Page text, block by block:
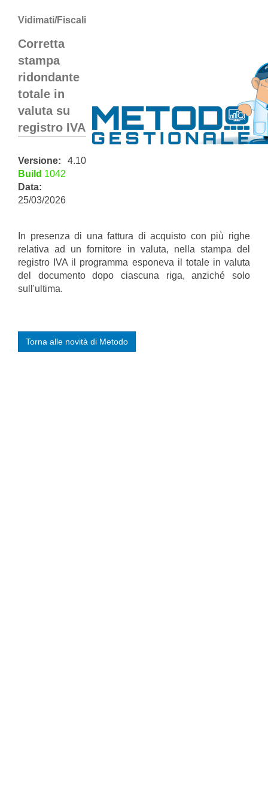
Vidimati/Fiscali
Corretta
stampa
ridondante
totale in
valuta su
registro IVA
Versione: 4.10
Build 1042
Data:
25/03/2026
In presenza di una fattura di acquisto con più righe
relativa ad un fornitore in valuta, nella stampa del
registro IVA il programma esponeva il totale in valuta
del documento dopo ciascuna riga, anziché solo
sull'ultima.
Torna alle novità di Metodo